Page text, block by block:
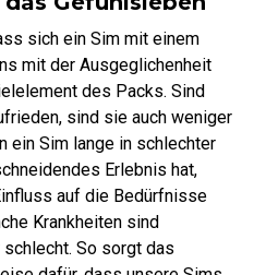
sich ein Sim mit einem
mit der Ausgeglichenheit
des Packs. Sind
sind sie auch weniger
ein Sim lange in schlechter
Erlebnis hat,
auf die Bedürfnisse
Krankheiten sind
So sorgt das